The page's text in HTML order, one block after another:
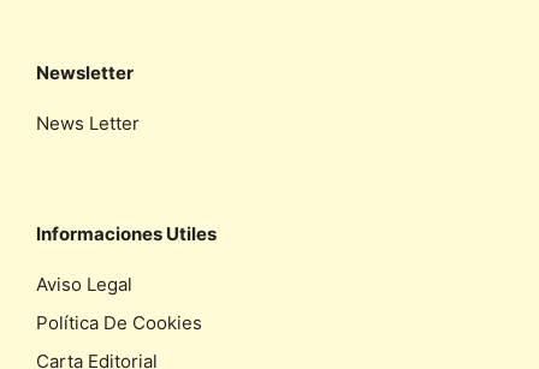
Newsletter
News Letter
Informaciones Utiles
Aviso Legal
Política De Cookies
Carta Editorial